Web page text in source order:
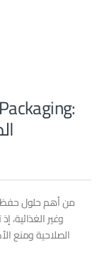
وغير
الصلاحية ومنع